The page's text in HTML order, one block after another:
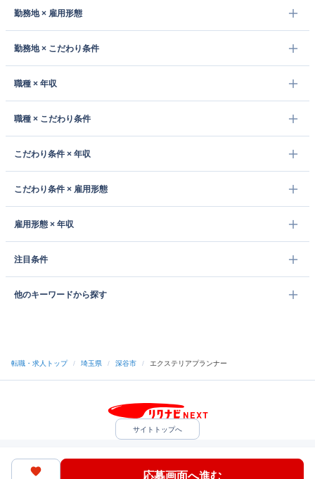
勤務地 × 雇用形態
勤務地 × こだわり条件
職種 × 年収
職種 × こだわり条件
こだわり条件 × 年収
こだわり条件 × 雇用形態
雇用形態 × 年収
注目条件
他のキーワードから探す
転職・求人トップ / 埼玉県 / 深谷市 / エクステリアプランナー
応募画面へ進む
サイトトップへ
中途採用をご検討の企業様
ヘルプ・お問い合わせ